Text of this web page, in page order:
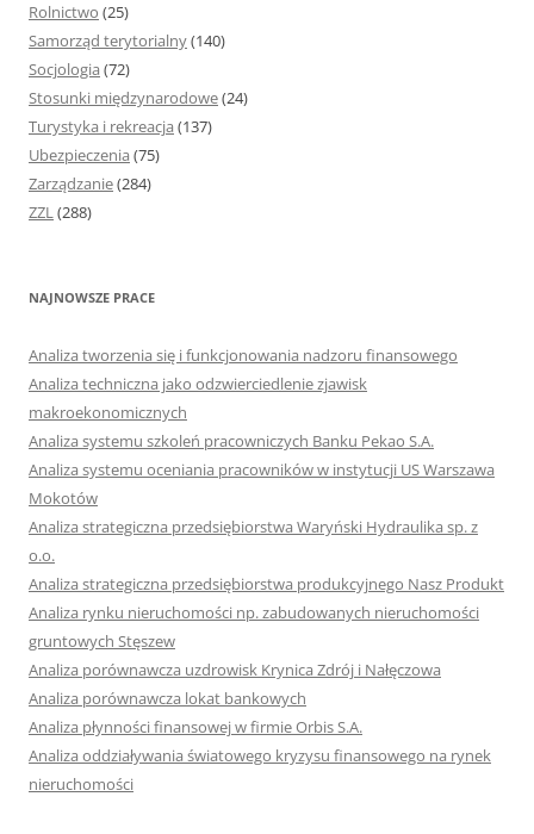
Rolnictwo (25)
Samorząd terytorialny(140)
Socjologia (72)
Stosunki międzynarodowe(24)
Turystyka i rekreacja (137)
Ubezpieczenia (75)
Zarządzanie(284)
ZZL(288)
NAJNOWSZE PRACE
Analiza tworzenia się i funkcjonowania nadzoru finansowego
Analiza techniczna jako odzwierciedlenie zjawisk
makroekonomicznych
Analiza systemu szkoleń pracowniczych Banku Pekao S.A.
Analiza systemu oceniania pracowników w instytucji US Warszawa
Mokotów
Analiza strategiczna przedsiębiorstwa Waryński Hydraulika sp. z
o.o.
Analiza strategiczna przedsiębiorstwa produkcyjnego Nasz Produkt
Analiza rynku nieruchomości np. zabudowanych nieruchomości
gruntowych Stęszew
Analiza porównawcza uzdrowisk Krynica Zdrój i Nałęczowa
Analiza porównawcza lokat bankowych
Analiza płynności finansowej w firmie Orbis S.A.
Analiza oddziaływania światowego kryzysu finansowego na rynek
nieruchomości